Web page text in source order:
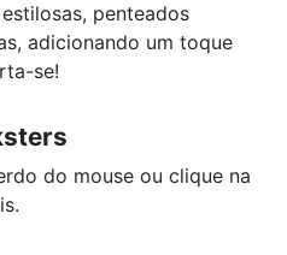
penteados
adicionando um toque
se!
do mouse ou clique na